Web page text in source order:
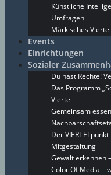
Künstliche
Umfragen
Märkisches
Events
Einrichtungen
Sozialer
Du hast Rechte!
Das Programm
Viertel
Gemeinsam
Der
Mitgestaltung
Gewalt erkennen
Color Of Media –